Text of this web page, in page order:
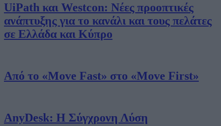
UiPath και Westcon: Νέες προοπτικές
ανάπτυξης για το κανάλι και τους πελάτες
σε Ελλάδα και Κύπρο
Από το «Move Fast» στο «Move First»
AnyDesk: Η Σύγχρονη Λύση